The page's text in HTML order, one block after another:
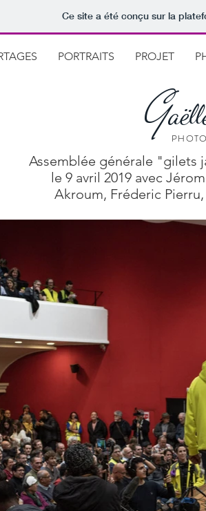
Ce site a été conçu sur la
PORTRAITS PROJET
Assemblée générale "gilets
le 9 avril 2019 avec
Akroum, Fréderic
G